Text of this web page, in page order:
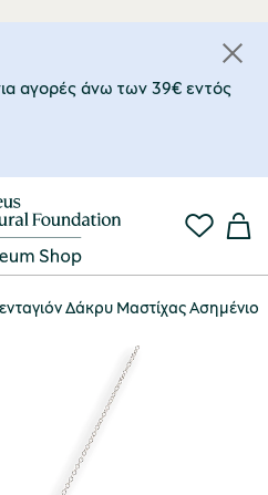
αγορές άνω των 39€ εντός
Δάκρυ Μαστίχας Ασημένιο